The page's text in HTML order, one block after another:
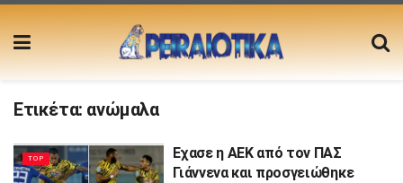
Ετικέτα: ανώμαλα
TOP
Eχασε η ΑΕΚ από τον ΠΑΣ
Γιάννενα και προσγειώθηκε